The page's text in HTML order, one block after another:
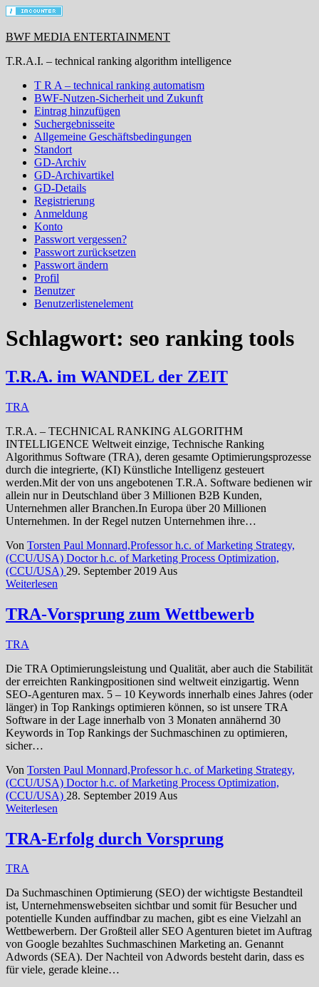
BWF MEDIA ENTERTAINMENT
T.R.A.I. – technical ranking algorithm intelligence
T R A – technical ranking automatism
BWF-Nutzen-Sicherheit und Zukunft
Eintrag hinzufügen
Suchergebnisseite
Allgemeine Geschäftsbedingungen
Standort
GD-Archiv
GD-Archivartikel
GD-Details
Registrierung
Anmeldung
Konto
Passwort vergessen?
Passwort zurücksetzen
Passwort ändern
Profil
Benutzer
Benutzerlistenelement
Schlagwort: seo ranking tools
T.R.A. im WANDEL der ZEIT
TRA
T.R.A. – TECHNICAL RANKING ALGORITHM
INTELLIGENCE Weltweit einzige, Technische Ranking
Algorithmus Software (TRA), deren gesamte Optimierungsprozesse
durch die integrierte, (KI) Künstliche Intelligenz gesteuert
werden.Mit der von uns angebotenen T.R.A. Software bedienen wir
allein nur in Deutschland über 3 Millionen B2B Kunden,
Unternehmen aller Branchen.In Europa über 20 Millionen
Unternehmen. In der Regel nutzen Unternehmen ihre…
Von Torsten Paul Monnard,Professor h.c. of Marketing Strategy,
(CCU/USA) Doctor h.c. of Marketing Process Optimization,
(CCU/USA) 29. September 2019 Aus
Weiterlesen
TRA-Vorsprung zum Wettbewerb
TRA
Die TRA Optimierungsleistung und Qualität, aber auch die Stabilität
der erreichten Rankingpositionen sind weltweit einzigartig. Wenn
SEO-Agenturen max. 5 – 10 Keywords innerhalb eines Jahres (oder
länger) in Top Rankings optimieren können, so ist unsere TRA
Software in der Lage innerhalb von 3 Monaten annähernd 30
Keywords in Top Rankings der Suchmaschinen zu optimieren,
sicher…
Von Torsten Paul Monnard,Professor h.c. of Marketing Strategy,
(CCU/USA) Doctor h.c. of Marketing Process Optimization,
(CCU/USA) 28. September 2019 Aus
Weiterlesen
TRA-Erfolg durch Vorsprung
TRA
Da Suchmaschinen Optimierung (SEO) der wichtigste Bestandteil
ist, Unternehmenswebseiten sichtbar und somit für Besucher und
potentielle Kunden auffindbar zu machen, gibt es eine Vielzahl an
Wettbewerbern. Der Großteil aller SEO Agenturen bietet im Auftrag
von Google bezahltes Suchmaschinen Marketing an. Genannt
Adwords (SEA). Der Nachteil von Adwords besteht darin, dass es
für viele, gerade kleine…